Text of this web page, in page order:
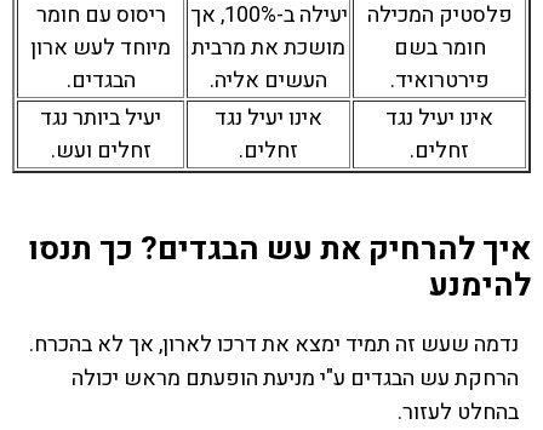
פלסטיק המכילה
חומר בשם
פירטרואיד.
יעילה ב-100%, אך
מושכת את מרבית
העשים אליה.
ריסוס עם חומר
מיוחד לעש ארון
הבגדים.
אינו יעיל נגד
זחלים.
אינו יעיל נגד
זחלים.
יעיל ביותר נגד
זחלים ועש.
איך להרחיק את עש הבגדים? כך תנסו
להימנע
נדמה שעש זה תמיד ימצא את דרכו לארון, אך לא בהכרח.
הרחקת עש הבגדים ע"י מניעת הופעתם מראש יכולה
בהחלט לעזור.